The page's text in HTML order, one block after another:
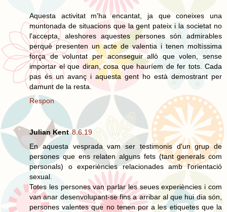
Aquesta activitat m'ha encantat, ja que coneixes una
muntonada de situacions que la gent pateix i la societat no
l'accepta, aleshores aquestes persones són admirables
perquè presenten un acte de valentia i tenen moltíssima
força de voluntat per aconseguir allò que volen, sense
importar el que diran, cosa que hauríem de fer tots. Cada
pas és un avanç i aquesta gent ho està demostrant per
damunt de la resta.
Respon
Julian Kent 8.6.19
En aquesta vesprada vam ser testimonis d'un grup de
persones que ens relaten alguns fets (tant generals com
personals) o experiències relacionades amb l'orientació
sexual.
Totes les persones van parlar les seues experiències i com
van anar desenvolupant-se fins a arribar al que hui dia són,
persones valentes que no tenen por a les etiquetes que la